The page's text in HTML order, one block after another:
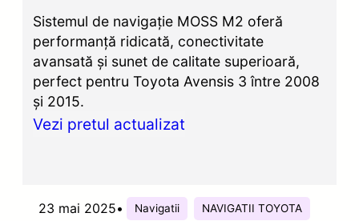
Sistemul de navigație MOSS M2 oferă
performanță ridicată, conectivitate
avansată și sunet de calitate superioară,
perfect pentru Toyota Avensis 3 între 2008
și 2015.
Vezi pretul actualizat
23 mai 2025• Navigatii NAVIGATII TOYOTA